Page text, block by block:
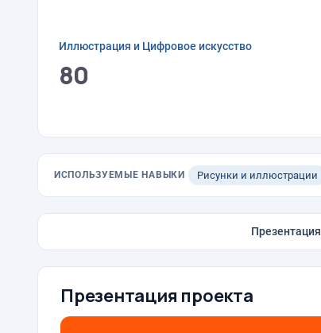
Иллюстрация и Цифровое искусство
80
ИСПОЛЬЗУЕМЫЕ НАВЫКИ Рисунки и иллюстрации
Презентация
Презентация проекта